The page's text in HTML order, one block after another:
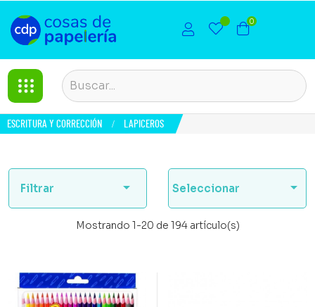
0
ESCRITURA Y CORRECCIÓN LAPICEROS
Filtrar  Seleccionar 
Mostrando 1-20 de 194 artículo(s)